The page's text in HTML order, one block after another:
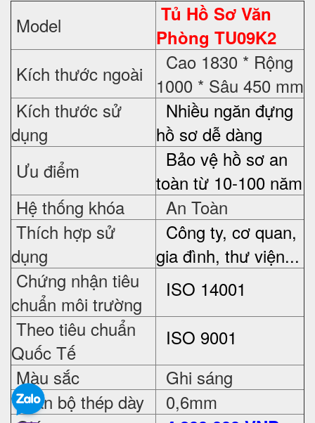
Model
Tủ Hồ Sơ Văn
Phòng TU09K2
Kích thước ngoài
Cao 1830 * Rộng
1000 * Sâu 450 mm
Kích thước sử
dụng
Nhiều ngăn đựng
hồ sơ dễ dàng
Ưu điểm
Bảo vệ hồ sơ an
toàn từ 10-100 năm
Hệ thống khóa
An Toàn
Thích hợp sử
dụng
Công ty, cơ quan,
gia đình, thư viện...
Chứng nhận tiêu
chuẩn môi trường
ISO 14001
Theo tiêu chuẩn
Quốc Tế
ISO 9001
Màu sắc
Ghi sáng
Toàn bộ thép dày
0,6mm